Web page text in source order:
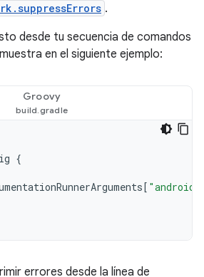
.
desde tu secuencia de comandos
en el siguiente ejemplo:
Groovy
{
[
errores desde la línea de